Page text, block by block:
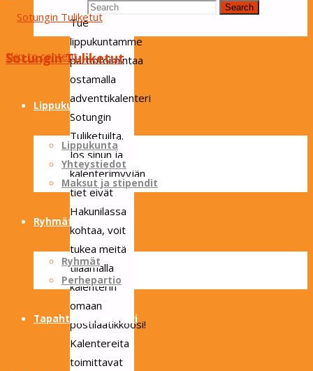
Search
Sotungin Tuliketut
Skip to content
Lippukunta
Lippukunta
Yhteystiedot
Maksut ja stipendit
Ryhmät
Ryhmät
Perhepartio
Tapahtumakalenteri
Tue
lippukuntamme
partiotoimintaa
ostamalla
adventtikalenteri
Sotungin
Tuliketuilta.
Jos sinun ja
kalenterimyyjän
tiet eivät
Hakunilassa
kohtaa, voit
tukea meitä
tilaamalla
kalenterin
omaan
postilaatikkoosi!
Kalentereita
toimittavat